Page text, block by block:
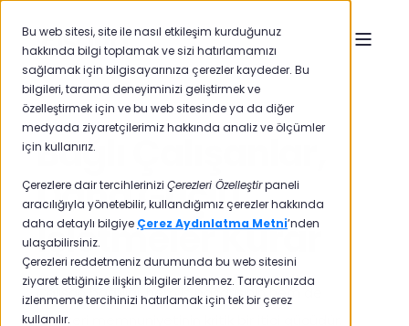
Bu web sitesi, site ile nasıl etkileşim kurduğunuz
hakkında bilgi toplamak ve sizi hatırlamamızı
sağlamak için bilgisayarınıza çerezler kaydeder. Bu
bilgileri, tarama deneyiminizi geliştirmek ve
özelleştirmek için ve bu web sitesinde ya da diğer
medyada ziyaretçilerimiz hakkında analiz ve ölçümler
için kullanırız.
Çerezlere dair tercihlerinizi Çerezleri Özelleştirpaneli
aracılığıyla yönetebilir, kullandığımız çerezler hakkında
daha detaylı bilgiye Çerez Aydınlatma Metni’nden
ulaşabilirsiniz.
Çerezleri reddetmeniz durumunda bu web sitesini
ziyaret ettiğinize ilişkin bilgiler izlenmez. Tarayıcınızda
izlenmeme tercihinizi hatırlamak için tek bir çerez
kullanılır.
Bağlı Çalışanlar,
Daha Güçlü
İşletmeler Kurar
Çalışan bağlılığı, hem iş başarısının hem de
müşteri memnuniyetinin kritik bir itici gücüdür.